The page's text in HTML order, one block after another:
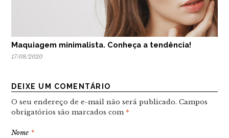
Maquiagem minimalista. Conheça a tendência!
17/08/2020
DEIXE UM COMENTÁRIO
O seu endereço de e-mail não será publicado. Campos
obrigatórios são marcados com *
Nome *